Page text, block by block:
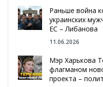
Раньше война
украинских
ЕС – Либанова
11.06.2026
Мэр Харькова
флагманом
проекта –